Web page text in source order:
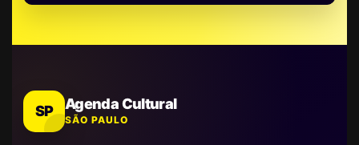
SP Agenda Cultural
SÃO PAULO